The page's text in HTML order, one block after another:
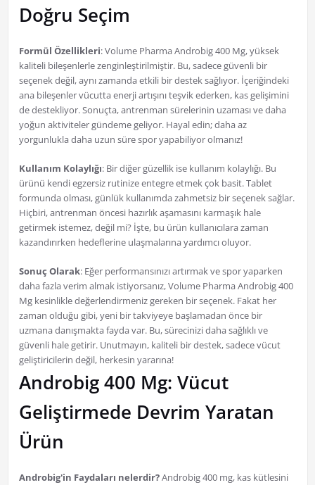
Doğru Seçim
Formül Özellikleri: Volume Pharma Androbig 400 Mg, yüksek
kaliteli bileşenlerle zenginleştirilmiştir. Bu, sadece güvenli bir
seçenek değil, aynı zamanda etkili bir destek sağlıyor. İçeriğindeki
ana bileşenler vücutta enerji artışını teşvik ederken, kas gelişimini
de destekliyor. Sonuçta, antrenman sürelerinin uzaması ve daha
yoğun aktiviteler gündeme geliyor. Hayal edin; daha az
yorgunlukla daha uzun süre spor yapabiliyor olmanız!
Kullanım Kolaylığı: Bir diğer güzellik ise kullanım kolaylığı. Bu
ürünü kendi egzersiz rutinize entegre etmek çok basit. Tablet
formunda olması, günlük kullanımda zahmetsiz bir seçenek sağlar.
Hiçbiri, antrenman öncesi hazırlık aşamasını karmaşık hale
getirmek istemez, değil mi? İşte, bu ürün kullanıcılara zaman
kazandırırken hedeflerine ulaşmalarına yardımcı oluyor.
Sonuç Olarak: Eğer performansınızı artırmak ve spor yaparken
daha fazla verim almak istiyorsanız, Volume Pharma Androbig 400
Mg kesinlikle değerlendirmeniz gereken bir seçenek. Fakat her
zaman olduğu gibi, yeni bir takviyeye başlamadan önce bir
uzmana danışmakta fayda var. Bu, sürecinizi daha sağlıklı ve
güvenli hale getirir. Unutmayın, kaliteli bir destek, sadece vücut
geliştiricilerin değil, herkesin yararına!
Androbig 400 Mg: Vücut
Geliştirmede Devrim Yaratan
Ürün
Androbig'in Faydaları nelerdir?Androbig 400 mg, kas kütlesini